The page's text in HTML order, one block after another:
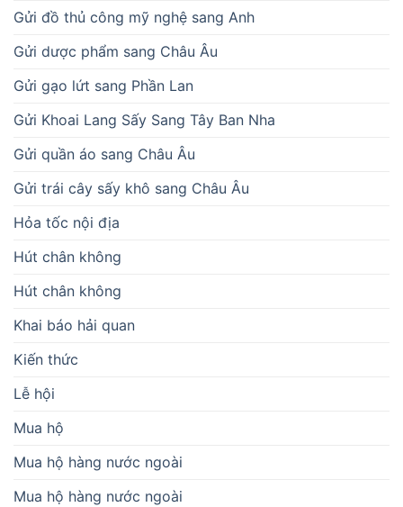
Gửi đồ thủ công mỹ nghệ sang Anh
Gửi dược phẩm sang Châu Âu
Gửi gạo lứt sang Phần Lan
Gửi Khoai Lang Sấy Sang Tây Ban Nha
Gửi quần áo sang Châu Âu
Gửi trái cây sấy khô sang Châu Âu
Hỏa tốc nội địa
Hút chân không
Hút chân không
Khai báo hải quan
Kiến thức
Lễ hội
Mua hộ
Mua hộ hàng nước ngoài
Mua hộ hàng nước ngoài